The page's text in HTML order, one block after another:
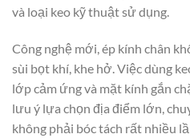
và loại keo kỹ thuật sử dụng.
Công nghệ mới, ép kính chân
sùi bọt khí, khe hở. Việc dùng
lớp cảm ứng và mặt kính gắn
lưu ý lựa chọn địa điểm lớn,
không phải bóc tách rất nhiều